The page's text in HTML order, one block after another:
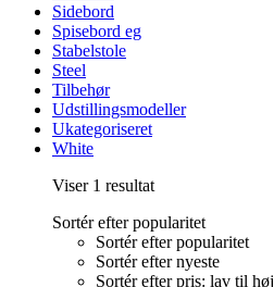
Sidebord
Spisebord eg
Stabelstole
Steel
Tilbehør
Udstillingsmodeller
Ukategoriseret
White
Viser 1 resultat
Sortér efter popularitet
Sortér efter popularitet
Sortér efter nyeste
Sortér efter pris: lav til høj